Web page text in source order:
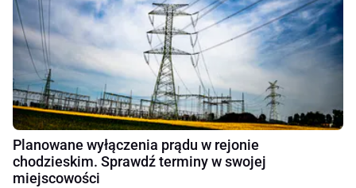
Planowane wyłączenia prądu w rejonie
chodzieskim. Sprawdź terminy w swojej
miejscowości